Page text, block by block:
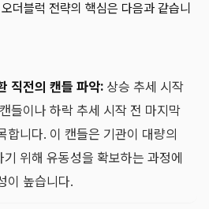
더블럭 전략의 핵심은 다음과 같습니
직전의 캔들 파악: 상승 추세 시작
들이나 하락 추세 시작 전 마지막
합니다. 이 캔들은 기관이 대량의
위해 유동성을 확보하는 과정에
이 높습니다.